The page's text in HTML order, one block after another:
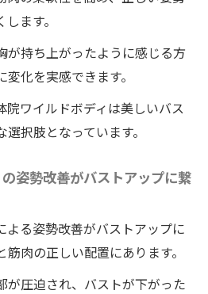
ます。
が持ち上がったように感じる方
化を実感できます。
院ワイルドボディは美しいバス
択肢となっています。
姿勢改善がバストアップに繋
よる姿勢改善がバストアップに
肉の正しい配置にあります。
が圧迫され、バストが下がった